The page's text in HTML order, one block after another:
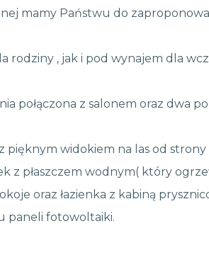
mamy Państwu do
rodziny , jak i pod wynajem dla
połączona z salonem oraz dwa
pięknym widokiem na las od strony
z płaszczem wodnym( który
oraz łazienka z kabiną
paneli fotowoltaiki.